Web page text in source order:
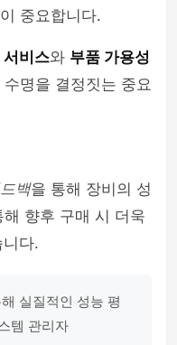
중요합니다.
서비스와 부품 가용성
명을 결정짓는 중요
백을 통해 장비의 성
향후 구매 시 더욱
다.
실질적인 성능 평
템 관리자